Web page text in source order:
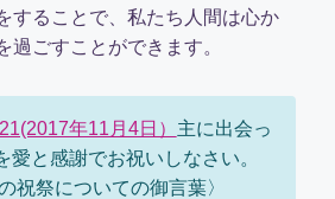
することで、私たち人間は心か
過ごすことができます。
年11月4日） 主に出会っ
愛と感謝でお祝いしなさい。
祝祭についての御言葉〉